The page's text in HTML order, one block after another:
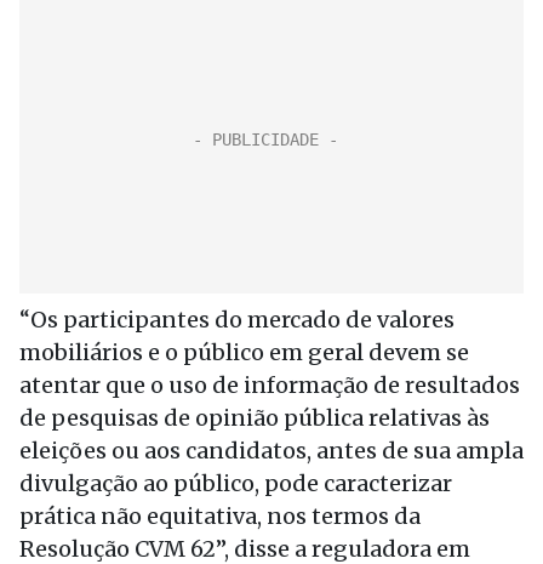
“Os participantes do mercado de valores
mobiliários e o público em geral devem se
atentar que o uso de informação de resultados
de pesquisas de opinião pública relativas às
eleições ou aos candidatos, antes de sua ampla
divulgação ao público, pode caracterizar
prática não equitativa, nos termos da
Resolução CVM 62”, disse a reguladora em